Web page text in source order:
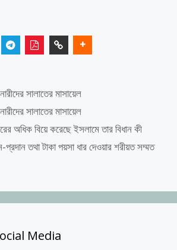
নারীদের সালাতের মাসায়েল
নারীদের সালাতের মাসায়েল
অধিক বিয়ে করেছে ইসলামে তার বিধান কী
তথা টাকা পয়সা ধার দেওয়ার শরীয়ত সম্মত
Media